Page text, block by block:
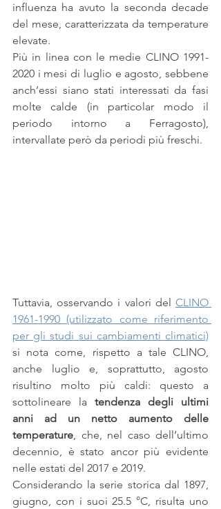
influenza ha avuto la seconda decade
del mese, caratterizzata da temperature
elevate.
Più in linea con le medie CLINO 1991-
2020 i mesi di luglio e agosto, sebbene
anch’essi siano stati interessati da fasi
molte calde (in particolar modo il
periodo intorno a Ferragosto),
intervallate però da periodi più freschi.
Tuttavia, osservando i valori del CLINO
1961-1990 (utilizzato come riferimento
per gli studi sui cambiamenti climatici)
si nota come, rispetto a tale CLINO,
anche luglio e, soprattutto, agosto
risultino molto più caldi: questo a
sottolineare la tendenza degli ultimi
anni ad un netto aumento delle
temperature, che, nel caso dell’ultimo
decennio, è stato ancor più evidente
nelle estati del 2017 e 2019.
Considerando la serie storica dal 1897,
giugno, con i suoi 25.5 °C, risulta uno